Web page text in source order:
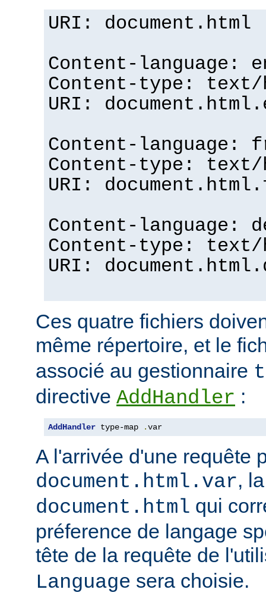
URI: document.html
Content-language:
Content-type: text/
URI:
Content-language:
Content-type: text/
URI:
Content-language:
Content-type: text/
URI:
Ces quatre fichiers
même répertoire, et le
associé au gestionnaire
directive AddHandler :
AddHandler type-map .var
A l'arrivée d'une requête
document.html.var,
document.html qui
préference de langage
tête de la requête de
Language sera choisie.